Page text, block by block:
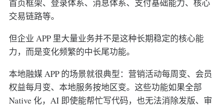
首页框架、登录体系、消息体系、支付基础能力、核心
交易链路等。
但企业 APP 里大量业务并不是这种长期稳定的核心能
力，而是变化频繁的中长尾功能。
本地融媒 APP 的场景就很典型：营销活动每周变、会员
权益每月变、本地服务按地区变。这些功能如果全部
Native 化，AI 即使能帮忙写代码，也无法消除发版、审